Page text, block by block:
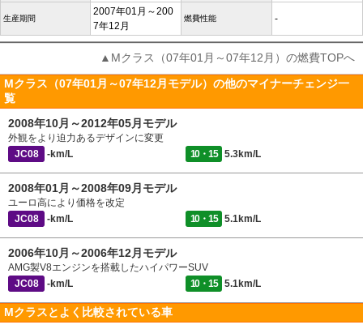
生産期間
2007年01月～200
7年12月
燃費性能 -
▲Mクラス（07年01月～07年12月）の燃費TOPへ
Mクラス（07年01月～07年12月モデル）の他のマイナーチェンジ一
覧
2008年10月～2012年05月モデル
外観をより迫力あるデザインに変更
JC08
-km/L 10・15 5.3km/L
2008年01月～2008年09月モデル
ユーロ高により価格を改定
JC08
-km/L 10・15 5.1km/L
2006年10月～2006年12月モデル
AMG製V8エンジンを搭載したハイパワーSUV
JC08
-km/L 10・15 5.1km/L
Mクラスとよく比較されている車